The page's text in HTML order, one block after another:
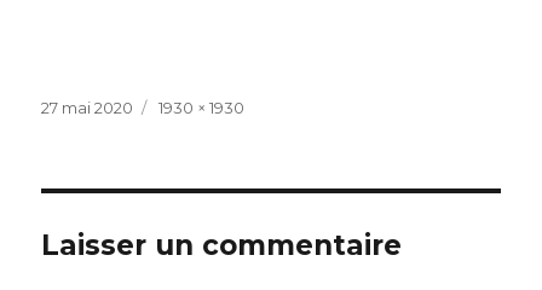
Publié
27 mai 2020
Taille
1930 × 1930
Laisser un commentaire